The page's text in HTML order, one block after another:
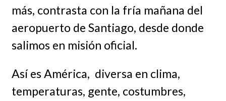
más, contrasta con la fría mañana del
aeropuerto de Santiago, desde donde
salimos en misión oficial.
Así es América, diversa en clima,
temperaturas, gente, costumbres,